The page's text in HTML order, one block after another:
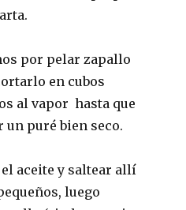
por pelar zapallo
en cubos
al vapor hasta que
puré bien seco.
aceite y saltear allí
luego